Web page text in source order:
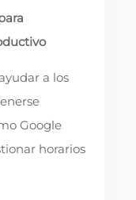
a los
Google
horarios